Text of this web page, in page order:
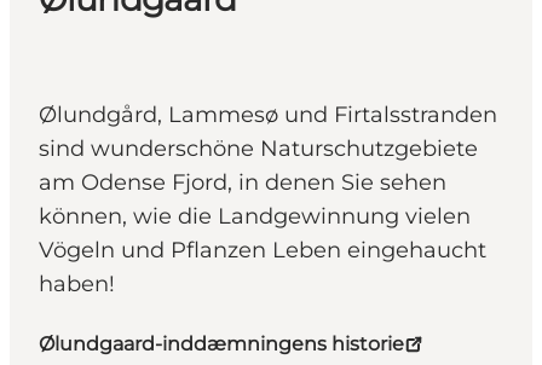
Ølundgård, Lammesø und Firtalsstranden
sind wunderschöne Naturschutzgebiete
am Odense Fjord, in denen Sie sehen
können, wie die Landgewinnung vielen
Vögeln und Pflanzen Leben eingehaucht
haben!
Ølundgaard-inddæmningens historie